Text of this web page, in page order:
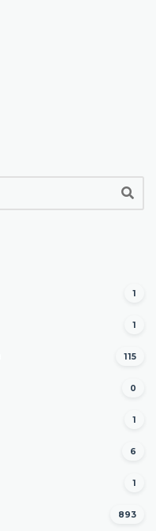
1
1
115
0
1
6
1
893